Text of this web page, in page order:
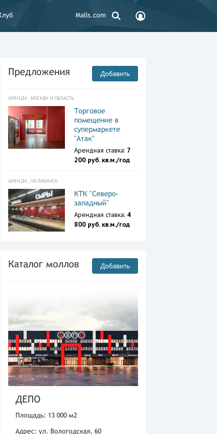
Malls.com
Предложения Добавить
АРЕНДА , МОСКВА И ОБЛАСТЬ
Торговое
помещение в
супермаркете
"Атак"
Арендная ставка: 7
200 руб. кв.м./год
АРЕНДА , ЧЕЛЯБИНСК
КТК "Северо-
западный"
Арендная ставка: 4
800 руб. кв.м./год
Каталог моллов Добавить
ДЕПО
Площадь: 13 000 м2
Адрес: ул. Вологодская, 60